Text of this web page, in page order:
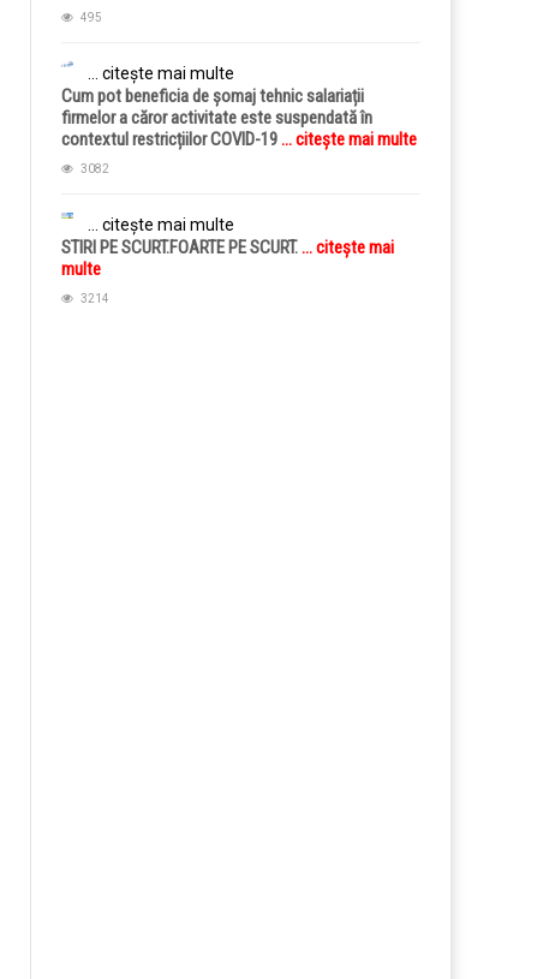
495
... citește mai multe
Cum pot beneficia de șomaj tehnic salariații
firmelor a căror activitate este suspendată în
contextul restricțiilor COVID-19... citește mai multe
3082
... citește mai multe
STIRI PE SCURT.FOARTE PE SCURT.... citește mai
multe
3214